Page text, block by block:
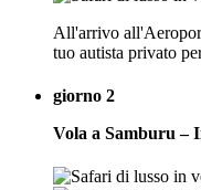
All'arrivo
tuo autista privato
giorno 2
Vola a Samburu –